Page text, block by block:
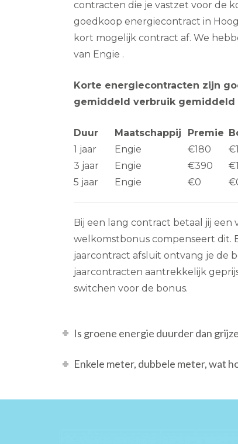
contracten die je vastzet voor de
goedkoop energiecontract in
kort mogelijk contract af. We
van Engie .
Korte energiecontracten zijn
gemiddeld verbruik gemiddeld
Duur Maatschappij Premie
1 jaar
Engie €180
3 jaar
Engie €390
5 jaar
Engie €0
Bij een lang contract betaal jij een
welkomstbonus compenseert dit.
jaarcontract afsluit ontvang je de
jaarcontracten aantrekkelijk
switchen voor de bonus.
Is groene energie duurder dan
Enkele meter, dubbele meter, wat